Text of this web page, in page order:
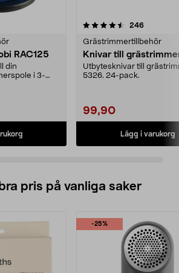
RAC125
din
i 3-
246
Grästrimmertillbehör
Knivar till
Utbytesknivar till
5326. 24-pack.
99,90
Lägg i varukorg
4.5 av 5 stjärnor
pris på vanliga saker
-25%